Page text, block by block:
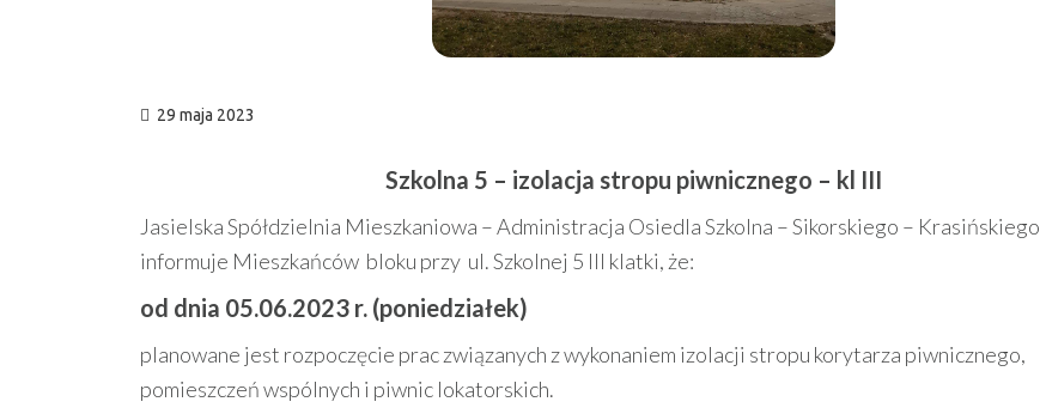
29 maja 2023
Szkolna 5 – izolacja stropu piwnicznego – kl III
Jasielska Spółdzielnia Mieszkaniowa – Administracja Osiedla Szkolna – Sikorskiego – Krasińskiego
informuje Mieszkańców bloku przy ul. Szkolnej 5 III klatki, że:
od dnia 05.06.2023 r. (poniedziałek)
planowane jest rozpoczęcie prac związanych z wykonaniem izolacji stropu korytarza piwnicznego,
pomieszczeń wspólnych i piwnic lokatorskich.